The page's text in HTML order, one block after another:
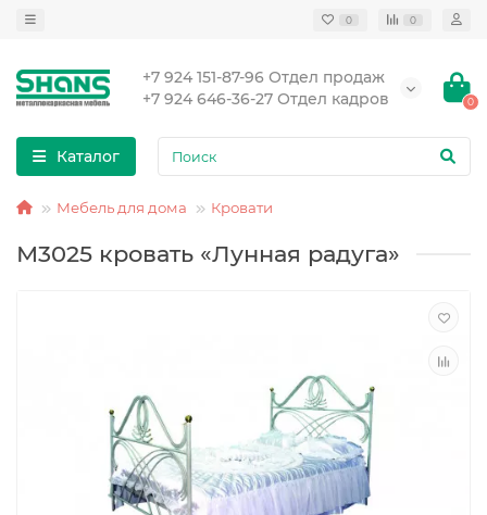
0 0
+7 924 151-87-96 Отдел продаж
+7 924 646-36-27 Отдел кадров
0
Каталог
Мебель для дома Кровати
М3025 кровать «Лунная радуга»